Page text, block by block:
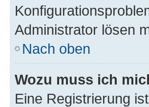
Administrator lösen
Nach oben
Wozu muss ich
Eine Registrierung